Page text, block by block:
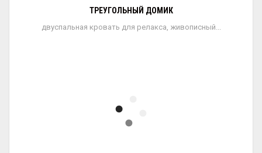
ТРЕУГОЛЬНЫЙ ДОМИК
двуспальная кровать для релакса, живописный...